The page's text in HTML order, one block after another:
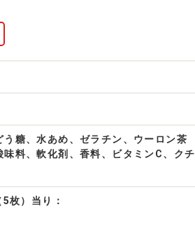
糖、水あめ、ゼラチン、ウーロン茶
料、軟化剤、香料、ビタミンC、クチ
枚）当り：